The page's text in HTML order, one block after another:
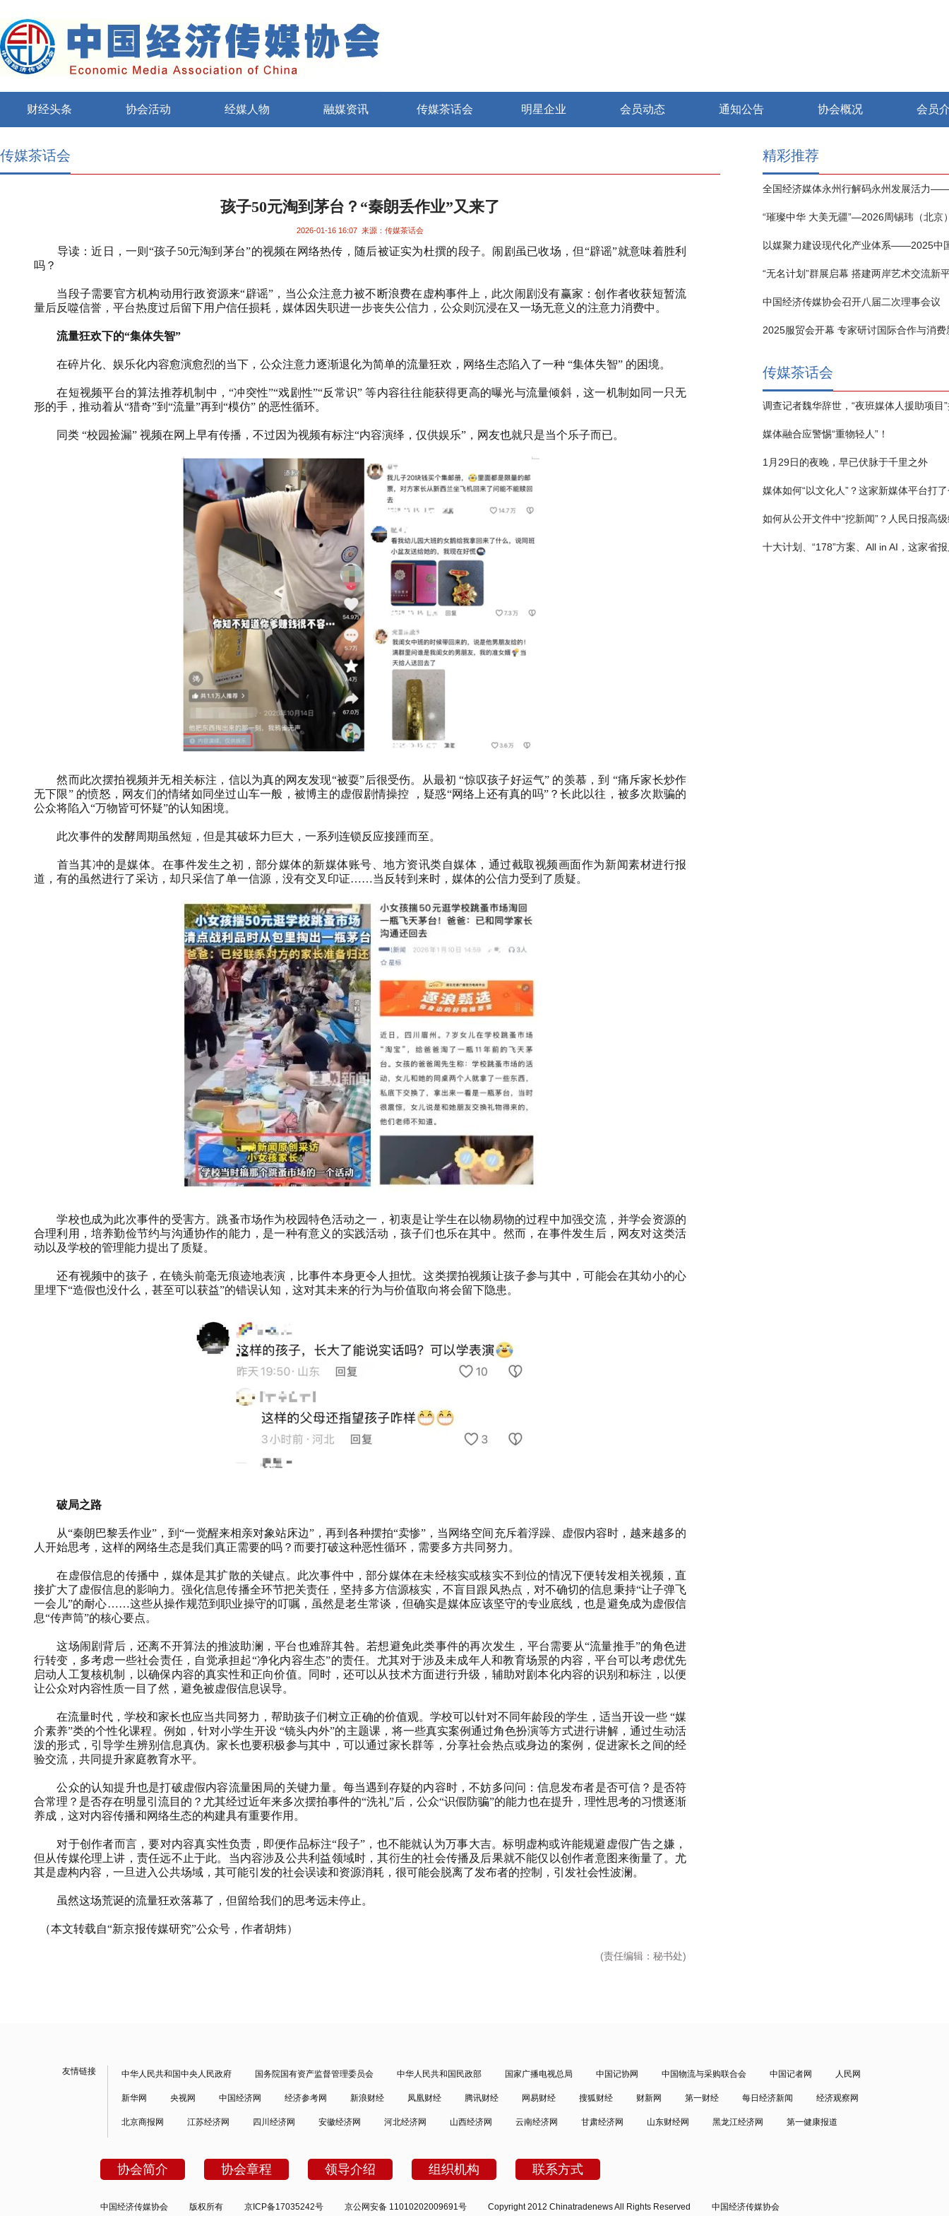
财经头条 协会活动 经媒人物 融媒资讯 传媒茶话会 明星企业 会员动态 通知公告 协会概况 会员
传媒茶话会
孩子50元淘到茅台？“秦朗丢作业”又来了
2026-01-16 16:07 来源：传媒茶话会
导读：近日，一则“孩子50元淘到茅台”的视频在网络热传，随后被证实为杜撰的段子。闹剧虽已收场，但“辟谣”就意味着胜利
吗？
当段子需要官方机构动用行政资源来“辟谣”，当公众注意力被不断浪费在虚构事件上，此次闹剧没有赢家：创作者收获短暂流
量后反噬信誉，平台热度过后留下用户信任损耗，媒体因失职进一步丧失公信力，公众则沉浸在又一场无意义的注意力消费中。
流量狂欢下的“集体失智”
在碎片化、娱乐化内容愈演愈烈的当下，公众注意力逐渐退化为简单的流量狂欢，网络生态陷入了一种 “集体失智” 的困境。
在短视频平台的算法推荐机制中，“冲突性”“戏剧性”“反常识” 等内容往往能获得更高的曝光与流量倾斜，这一机制如同一只无
形的手，推动着从“猎奇”到“流量”再到“模仿” 的恶性循环。
同类 “校园捡漏” 视频在网上早有传播，不过因为视频有标注“内容演绎，仅供娱乐”，网友也就只是当个乐子而已。
然而此次摆拍视频并无相关标注，信以为真的网友发现“被耍”后很受伤。从最初 “惊叹孩子好运气” 的羡慕，到 “痛斥家长炒作
无下限” 的愤怒，网友们的情绪如同坐过山车一般，被博主的虚假剧情操控
，疑惑“网络上还有真的吗”？长此以往，被多次欺骗的
公众将陷入“万物皆可怀疑”的认知困境。
此次事件的发酵周期虽然短，但是其破坏力巨大，一系列连锁反应接踵而至。
首当其冲的是媒体。在事件发生之初，部分媒体的新媒体账号、地方资讯类自媒体，通过截取视频画面作为新闻素材进行报
道，有的虽然进行了采访，却只采信了单一信源，没有交叉印证……当反转到来时，媒体的公信力受到了质疑。
学校也成为此次事件的受害方。跳蚤市场作为校园特色活动之一，初衷是让学生在以物易物的过程中加强交流，并学会资源的
合理利用，培养勤俭节约与沟通协作的能力，是一种有意义的实践活动，孩子们也乐在其中。然而，在事件发生后，网友对这类活
动以及学校的管理能力提出了质疑。
还有视频中的孩子，在镜头前毫无痕迹地表演，比事件本身更令人担忧。这类摆拍视频让孩子参与其中，可能会在其幼小的心
里埋下“造假也没什么，甚至可以获益”的错误认知，这对其未来的行为与价值取向将会留下隐患。
破局之路
从“秦朗巴黎丢作业”，到“一觉醒来相亲对象站床边”，再到各种摆拍“卖惨”，当网络空间充斥着浮躁、虚假内容时，越来越多的
人开始思考，这样的网络生态是我们真正需要的吗？而要打破这种恶性循环，需要多方共同努力。
在虚假信息的传播中，媒体是其扩散的关键点。此次事件中，部分媒体在未经核实或核实不到位的情况下便转发相关视频，直
接扩大了虚假信息的影响力。强化信息传播全环节把关责任，坚持多方信源核实，不盲目跟风热点，对不确切的信息秉持“让子弹飞
一会儿”的耐心……这些从操作规范到职业操守的叮嘱，虽然是老生常谈，但确实是媒体应该坚守的专业底线，也是避免成为虚假信
息“传声筒”的核心要点。
这场闹剧背后，还离不开算法的推波助澜，平台也难辞其咎。若想避免此类事件的再次发生，平台需要从“流量推手”的角色进
行转变，多考虑一些社会责任，自觉承担起“净化内容生态”的责任。尤其对于涉及未成年人和教育场景的内容，平台可以考虑优先
启动人工复核机制，以确保内容的真实性和正向价值。同时，还可以从技术方面进行升级，辅助对剧本化内容的识别和标注，以便
让公众对内容性质一目了然，避免被虚假信息误导。
在流量时代，学校和家长也应当共同努力，帮助孩子们树立正确的价值观。学校可以针对不同年龄段的学生，适当开设一些 “媒
介素养”类的个性化课程。例如，针对小学生开设 “镜头内外”的主题课，将一些真实案例通过角色扮演等方式进行讲解，通过生动活
泼的形式，引导学生辨别信息真伪。家长也要积极参与其中，可以通过家长群等，分享社会热点或身边的案例，促进家长之间的经
验交流，共同提升家庭教育水平。
公众的认知提升也是打破虚假内容流量困局的关键力量。每当遇到存疑的内容时，不妨多问问：信息发布者是否可信？是否符
合常理？是否存在明显引流目的？尤其经过近年来多次摆拍事件的“洗礼”后，公众“识假防骗”的能力也在提升，理性思考的习惯逐渐
养成，这对内容传播和网络生态的构建具有重要作用。
对于创作者而言，要对内容真实性负责，即便作品标注“段子”，也不能就认为万事大吉。标明虚构或许能规避虚假广告之嫌，
但从传媒伦理上讲，责任远不止于此。当内容涉及公共利益领域时，其衍生的社会传播及后果就不能仅以创作者意图来衡量了。尤
其是虚构内容，一旦进入公共场域，其可能引发的社会误读和资源消耗，很可能会脱离了发布者的控制，引发社会性波澜。
虽然这场荒诞的流量狂欢落幕了，但留给我们的思考远未停止。
（本文转载自“新京报传媒研究”公众号，作者胡炜）
(责任编辑：秘书处)
精彩推荐
“无名计划”群展启幕 搭建两岸艺术交流新
中国经济传媒协会召开八届二次理事会议
2025服贸会开幕 专家研讨国际合作与消费
传媒茶话会
媒体融合应警惕“重物轻人”！
1月29日的夜晚，早已伏脉于千里之外
媒体如何“以文化人”？这家新媒体平台打
友情链接 中华人民共和国中央人民政府 国务院国有资产监督管理委员会 中华人民共和国民政部 国家广播电视总局 中国记协网 中国物流与采购联合会 中国记者网 人民网
新华网 央视网 中国经济网 经济参考网 新浪财经 凤凰财经 腾讯财经 网易财经 搜狐财经 财新网 第一财经 每日经济新闻 经济观察网
北京商报网 江苏经济网 四川经济网 安徽经济网 河北经济网 山西经济网 云南经济网 甘肃经济网 山东财经网 黑龙江经济网 第一健康报道
协会简介 协会章程 领导介绍 组织机构 联系方式
中国经济传媒协会 版权所有 京ICP备17035242号 京公网安备 11010202009691号 Copyright 2012 Chinatradenews All Rights Reserved 中国经济传媒协会